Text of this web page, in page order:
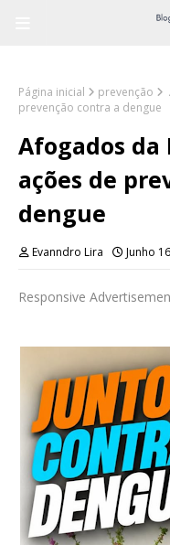
Página inicial prevenção
prevenção contra a dengue
Afogados
ações de
dengue
Evanndro Lira Junho
Responsive